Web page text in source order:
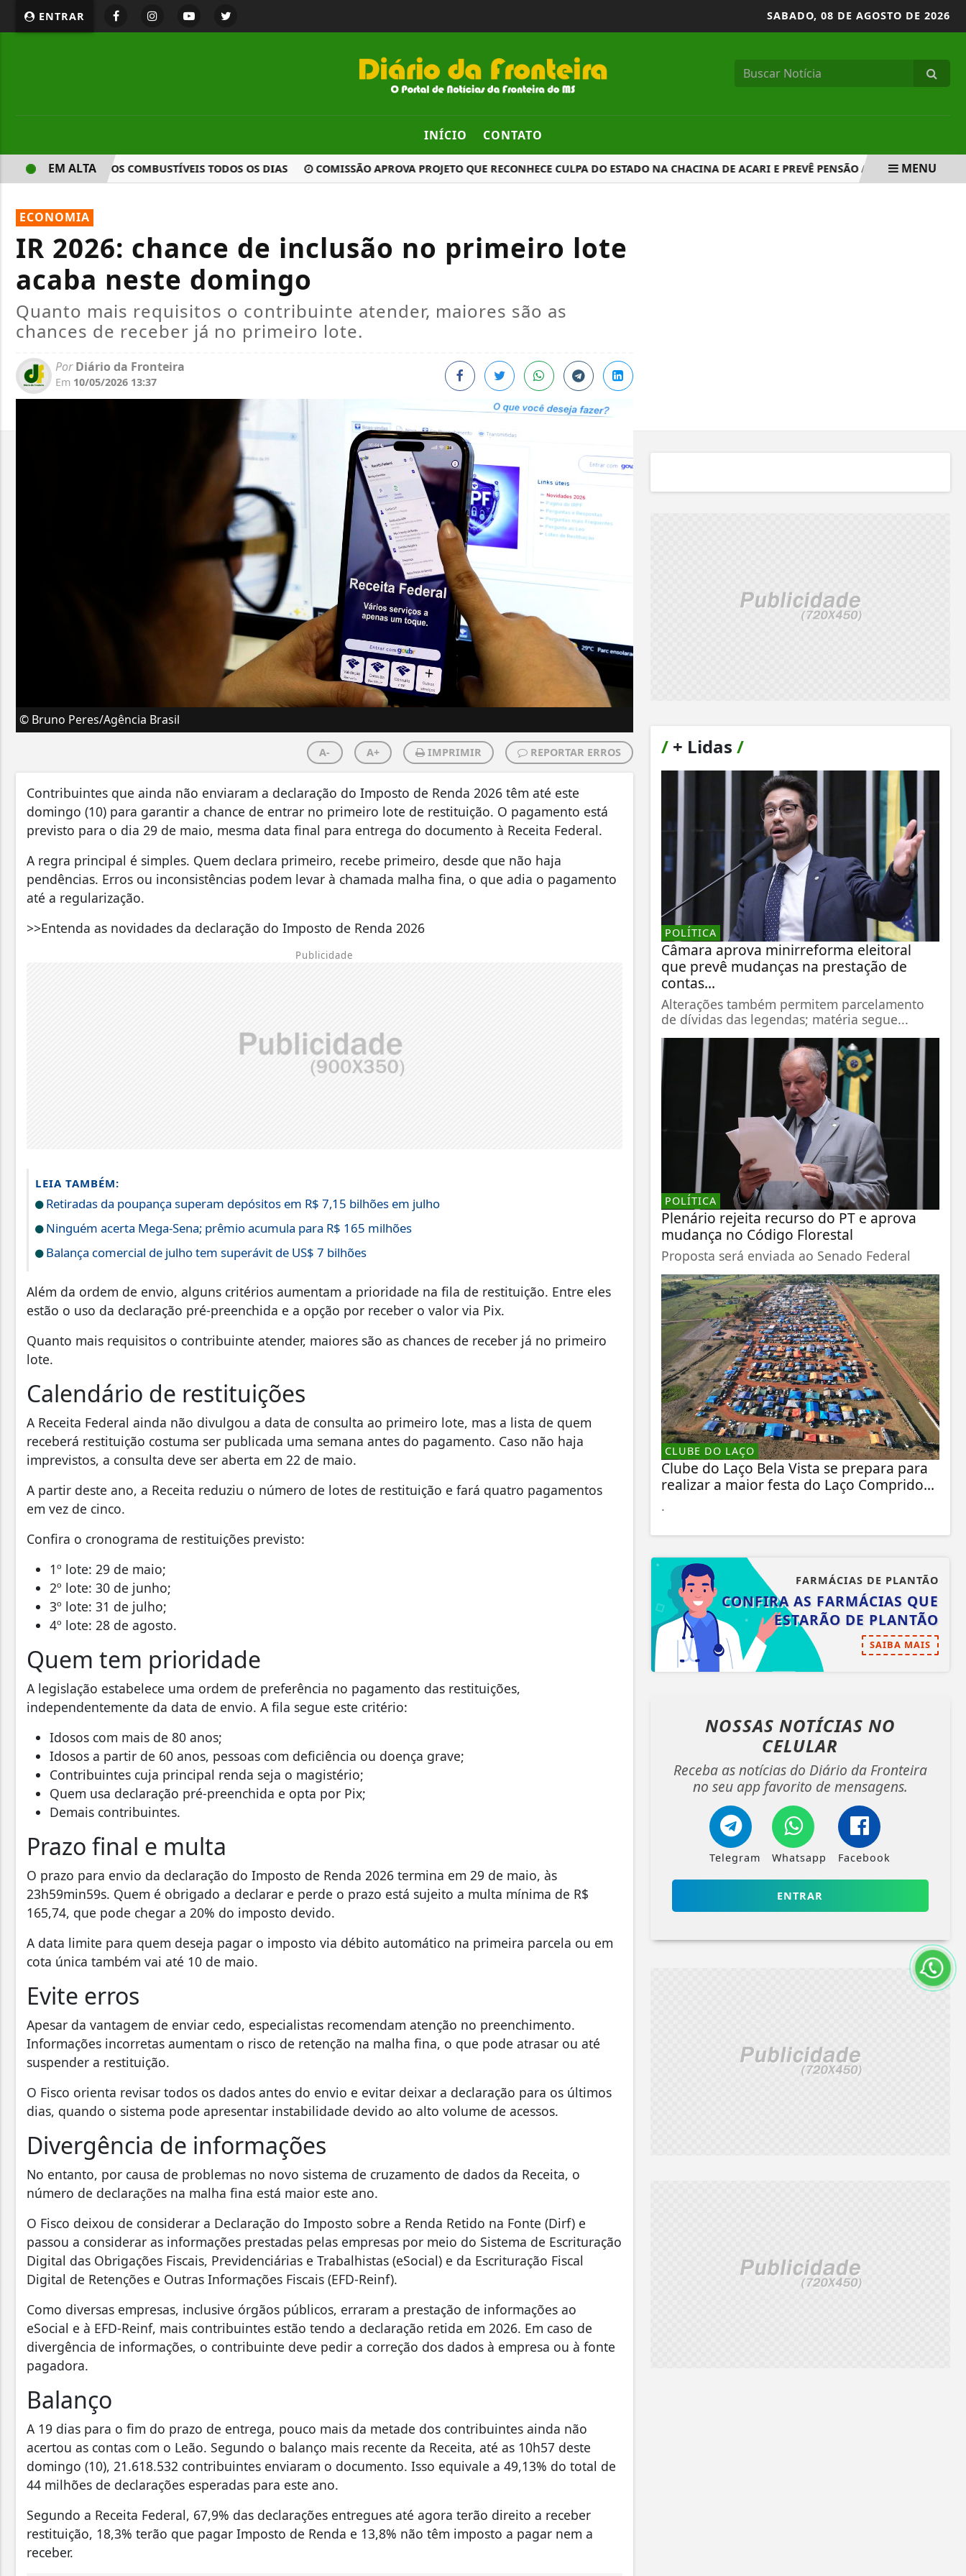
ENTRAR SABADO, 08 DE AGOSTO DE 2026
INÍCIO CONTATO
PREÇO DOS COMBUSTÍVEIS TODOS OS DIAS COMISSÃO APROVA PROJETO QUE RECONHECE CULPA DO ESTADO NA CHACINA DE ACARI E PREVÊ PENSÃO A... NOVE EM
EM ALTA MENU
ECONOMIA
IR 2026: chance de inclusão no primeiro lote
acaba neste domingo
Quanto mais requisitos o contribuinte atender, maiores são as
chances de receber já no primeiro lote.
PorDiário da Fronteira
Em 10/05/2026 13:37
© Bruno Peres/Agência Brasil
A- A+ IMPRIMIR REPORTAR ERROS
Contribuintes que ainda não enviaram a declaração do Imposto de Renda 2026 têm até este
domingo (10) para garantir a chance de entrar no primeiro lote de restituição. O pagamento está
previsto para o dia 29 de maio, mesma data final para entrega do documento à Receita Federal.
A regra principal é simples. Quem declara primeiro, recebe primeiro, desde que não haja
pendências. Erros ou inconsistências podem levar à chamada malha fina, o que adia o pagamento
até a regularização.
>>Entenda as novidades da declaração do Imposto de Renda 2026
Publicidade
LEIA TAMBÉM:
Retiradas da poupança superam depósitos em R$ 7,15 bilhões em julho
Ninguém acerta Mega-Sena; prêmio acumula para R$ 165 milhões
Balança comercial de julho tem superávit de US$ 7 bilhões
Além da ordem de envio, alguns critérios aumentam a prioridade na fila de restituição. Entre eles
estão o uso da declaração pré-preenchida e a opção por receber o valor via Pix.
Quanto mais requisitos o contribuinte atender, maiores são as chances de receber já no primeiro
lote.
Calendário de restituições
A Receita Federal ainda não divulgou a data de consulta ao primeiro lote, mas a lista de quem
receberá restituição costuma ser publicada uma semana antes do pagamento. Caso não haja
imprevistos, a consulta deve ser aberta em 22 de maio.
A partir deste ano, a Receita reduziu o número de lotes de restituição e fará quatro pagamentos
em vez de cinco.
Confira o cronograma de restituições previsto:
1º lote: 29 de maio;
2º lote: 30 de junho;
3º lote: 31 de julho;
4º lote: 28 de agosto.
Quem tem prioridade
A legislação estabelece uma ordem de preferência no pagamento das restituições,
independentemente da data de envio. A fila segue este critério:
Idosos com mais de 80 anos;
Idosos a partir de 60 anos, pessoas com deficiência ou doença grave;
Contribuintes cuja principal renda seja o magistério;
Quem usa declaração pré-preenchida e opta por Pix;
Demais contribuintes.
Prazo final e multa
O prazo para envio da declaração do Imposto de Renda 2026 termina em 29 de maio, às
23h59min59s. Quem é obrigado a declarar e perde o prazo está sujeito a multa mínima de R$
165,74, que pode chegar a 20% do imposto devido.
A data limite para quem deseja pagar o imposto via débito automático na primeira parcela ou em
cota única também vai até 10 de maio.
Evite erros
Apesar da vantagem de enviar cedo, especialistas recomendam atenção no preenchimento.
Informações incorretas aumentam o risco de retenção na malha fina, o que pode atrasar ou até
suspender a restituição.
O Fisco orienta revisar todos os dados antes do envio e evitar deixar a declaração para os últimos
dias, quando o sistema pode apresentar instabilidade devido ao alto volume de acessos.
Divergência de informações
No entanto, por causa de problemas no novo sistema de cruzamento de dados da Receita, o
número de declarações na malha fina está maior este ano.
O Fisco deixou de considerar a Declaração do Imposto sobre a Renda Retido na Fonte (Dirf) e
passou a considerar as informações prestadas pelas empresas por meio do Sistema de Escrituração
Digital das Obrigações Fiscais, Previdenciárias e Trabalhistas (eSocial) e da Escrituração Fiscal
Digital de Retenções e Outras Informações Fiscais (EFD-Reinf).
Como diversas empresas, inclusive órgãos públicos, erraram a prestação de informações ao
eSocial e à EFD-Reinf, mais contribuintes estão tendo a declaração retida em 2026. Em caso de
divergência de informações, o contribuinte deve pedir a correção dos dados à empresa ou à fonte
pagadora.
Balanço
A 19 dias para o fim do prazo de entrega, pouco mais da metade dos contribuintes ainda não
acertou as contas com o Leão. Segundo o balanço mais recente da Receita, até as 10h57 deste
domingo (10), 21.618.532 contribuintes enviaram o documento. Isso equivale a 49,13% do total de
44 milhões de declarações esperadas para este ano.
Segundo a Receita Federal, 67,9% das declarações entregues até agora terão direito a receber
restituição, 18,3% terão que pagar Imposto de Renda e 13,8% não têm imposto a pagar nem a
receber.
/+ Lidas /
POLÍTICA
Câmara aprova minirreforma eleitoral
que prevê mudanças na prestação de
contas...
Alterações também permitem parcelamento
de dívidas das legendas; matéria segue...
POLÍTICA
Plenário rejeita recurso do PT e aprova
mudança no Código Florestal
Proposta será enviada ao Senado Federal
CLUBE DO LAÇO
Clube do Laço Bela Vista se prepara para
realizar a maior festa do Laço Comprido...
.
FARMÁCIAS DE PLANTÃO
CONFIRA AS FARMÁCIAS QUE
ESTARÃO DE PLANTÃO
SAIBA MAIS
NOSSAS NOTÍCIAS NO
CELULAR
Receba as notícias do Diário da Fronteira
no seu app favorito de mensagens.
Telegram Whatsapp Facebook
ENTRAR